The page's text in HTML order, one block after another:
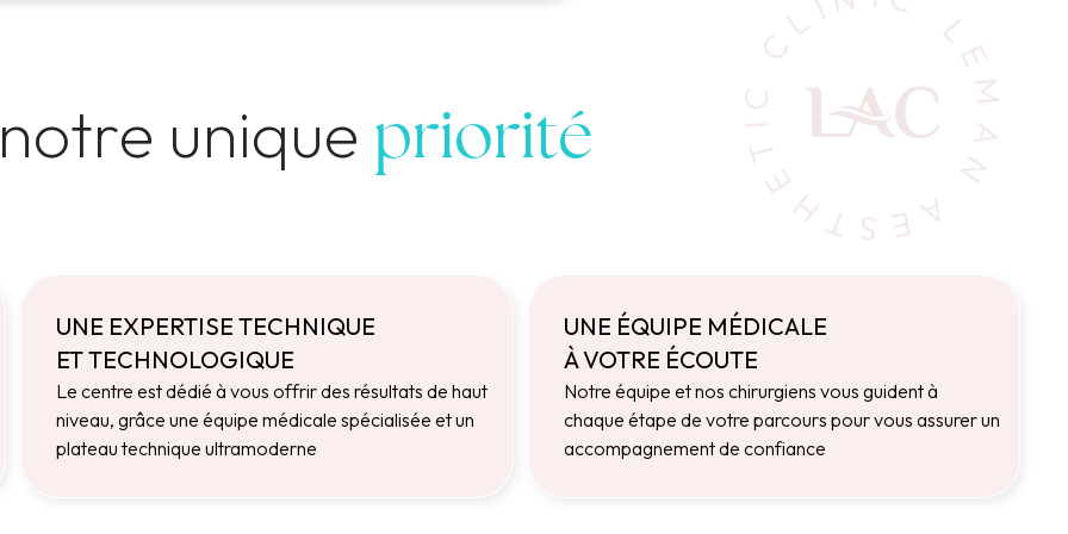
unique priorité
UNE EXPERTISE TECHNIQUE
ET TECHNOLOGIQUE
Le centre est dédié à vous offrir des résultats de haut
niveau, grâce une équipe médicale spécialisée et un
plateau technique ultramoderne
UNE ÉQUIPE MÉDICALE
À VOTRE ÉCOUTE
Notre équipe et nos chirurgiens vous guident à
chaque étape de votre parcours pour vous assurer un
accompagnement de confiance